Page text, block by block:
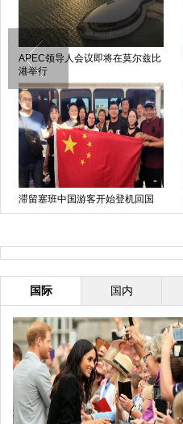
APEC领导人会议即将在莫尔兹比
港举行
滞留塞班中国游客开始登机回国
国际 国内